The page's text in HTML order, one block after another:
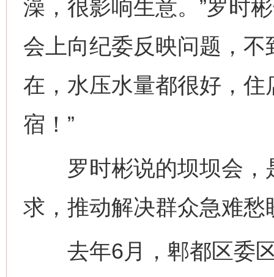
澡，很影响生意。”罗时
会上向纪委反映问题，
在，水压水量都很好，
宿！”
罗时彬说的坝坝会，
求，推动解决群众急难
去年6月，郫都区委区